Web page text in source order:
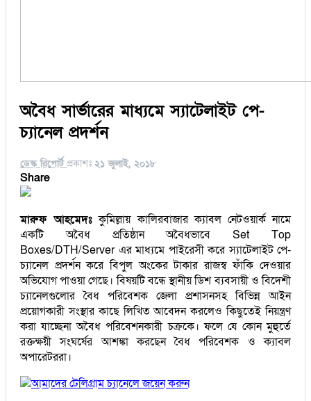
অবৈধ সার্ভারের মাধ্যমে স্যাটেলাইট পে-
চ্যানেল প্রদর্শন
ডেস্ক রিপোর্ট প্রকাশঃ ২১ জুলাই, ২০১৮
Share
মারুফ আহমেদঃ কুমিল্লায় কালিরবাজার ক্যাবল নেটওয়ার্ক নামে
একটি অবৈধ প্রতিষ্ঠান অবৈধভাবে Set Top
Boxes/DTH/Server এর মাধ্যমে পাইরেসী করে স্যাটেলাইট পে-
চ্যানেল প্রদর্শন করে বিপুল অংকের টাকার রাজস্ব ফাঁকি দেওয়ার
অভিযোগ পাওয়া গেছে। বিষয়টি বন্ধে স্থানীয় ডিশ ব্যবসায়ী ও বিদেশী
চ্যানেলগুলোর বৈধ পরিবেশক জেলা প্রশাসনসহ বিভিন্ন আইন
প্রয়োগকারী সংস্থার কাছে লিখিত আবেদন করলেও কিছুতেই নিয়ন্ত্রণ
করা যাচ্ছেনা অবৈধ পরিবেশনকারী চক্রকে। ফলে যে কোন মুহুর্তে
রক্তক্ষয়ী সংঘর্ষের আশঙ্কা করছেন বৈধ পরিবেশক ও ক্যাবল
অপারেটররা।
আমাদের টেলিগ্রাম চ্যানেলে জয়েন করুন